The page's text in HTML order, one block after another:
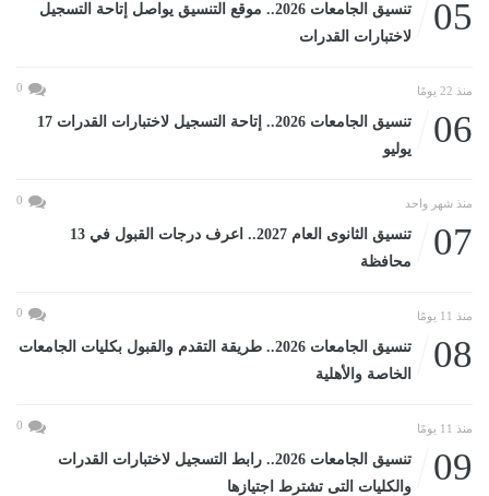
05
تنسيق الجامعات 2026.. موقع التنسيق يواصل إتاحة التسجيل
لاختبارات القدرات
منذ 22 يومًا 0
06
تنسيق الجامعات 2026.. إتاحة التسجيل لاختبارات القدرات 17
يوليو
منذ شهر واحد 0
07
تنسيق الثانوى العام 2027.. اعرف درجات القبول في 13
محافظة
منذ 11 يومًا 0
08
تنسيق الجامعات 2026.. طريقة التقدم والقبول بكليات الجامعات
الخاصة والأهلية
منذ 11 يومًا 0
09
تنسيق الجامعات 2026.. رابط التسجيل لاختبارات القدرات
والكليات التى تشترط اجتيازها